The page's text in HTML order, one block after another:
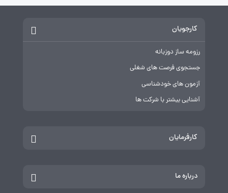
کارجویان
رزومه ساز دوزبانه
جستجوی فرصت های شغلی
آزمون های خودشناسی
آشنایی بیشتر با شرکت ها
کارفرمایان
درباره ما